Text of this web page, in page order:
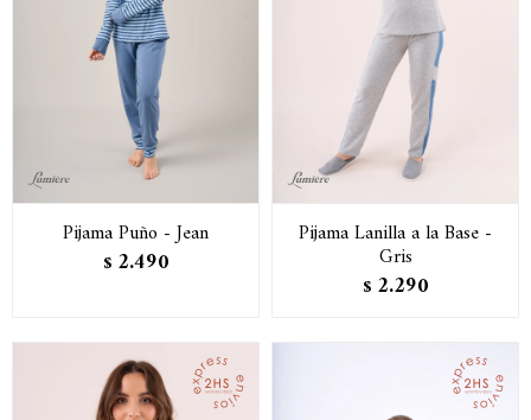
Pijama Puño - Jean
$ 2.490
Pijama Lanilla a la Base -
Gris
$ 2.290